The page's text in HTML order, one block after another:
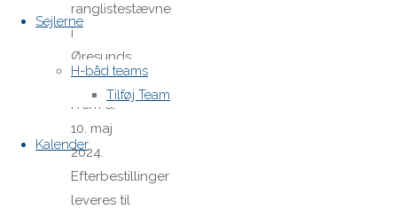
Sejlerne
H-båd teams
Tilføj Team
Kalender
ranglistestævne
i
Øresunds
Sejlklub
Frem d.
10. maj
2024.
Efterbestillinger
leveres til